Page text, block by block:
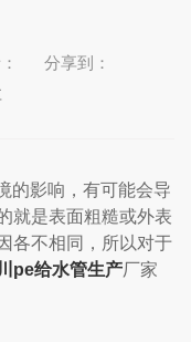
分享到：
的影响，有可能会导
就是表面粗糙或外表
各不相同，所以对于
pe给水管生产厂家